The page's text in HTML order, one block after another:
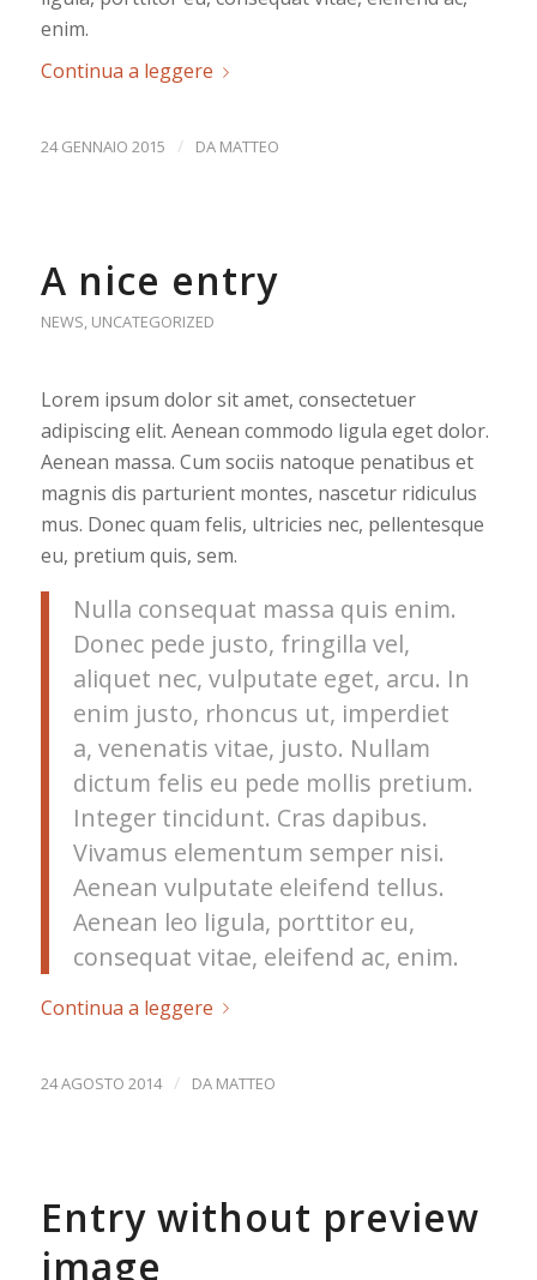
enim.
Continua a leggere
24 GENNAIO 2015 / DA MATTEO
A nice entry
NEWS, UNCATEGORIZED
Lorem ipsum dolor sit amet, consectetuer
adipiscing elit. Aenean commodo ligula eget dolor.
Aenean massa. Cum sociis natoque penatibus et
magnis dis parturient montes, nascetur ridiculus
mus. Donec quam felis, ultricies nec, pellentesque
eu, pretium quis, sem.
Nulla consequat massa quis enim.
Donec pede justo, fringilla vel,
aliquet nec, vulputate eget, arcu. In
enim justo, rhoncus ut, imperdiet
a, venenatis vitae, justo. Nullam
dictum felis eu pede mollis pretium.
Integer tincidunt. Cras dapibus.
Vivamus elementum semper nisi.
Aenean vulputate eleifend tellus.
Aenean leo ligula, porttitor eu,
consequat vitae, eleifend ac, enim.
Continua a leggere
24 AGOSTO 2014 / DA MATTEO
Entry without preview
image